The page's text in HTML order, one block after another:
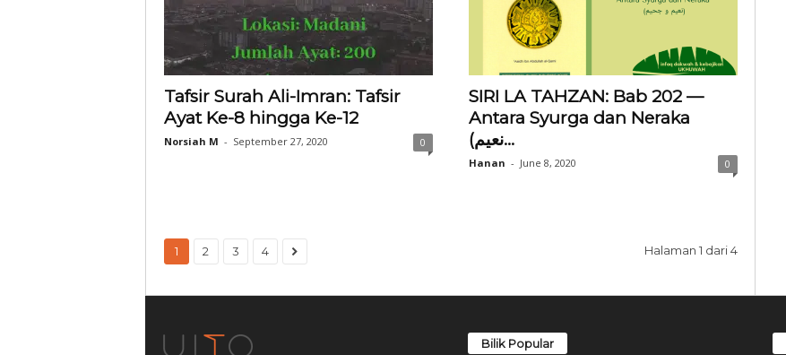
Tafsir Surah Ali-Imran: Tafsir
Ayat Ke-8 hingga Ke-12
Norsiah M - September 27, 2020 0
SIRI LA TAHZAN: Bab 202 —
Antara Syurga dan Neraka
(نعيم...
Hanan - June 8, 2020 0
1 2 3 4 Halaman 1 dari 4
Bilik Popular